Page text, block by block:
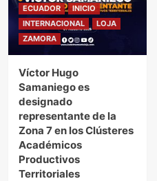
ECUADOR
INICIO
INTERNACIONAL
LOJA
ZAMORA
Víctor Hugo
Samaniego es
designado
representante de la
Zona 7 en los Clústeres
Académicos
Productivos
Territoriales